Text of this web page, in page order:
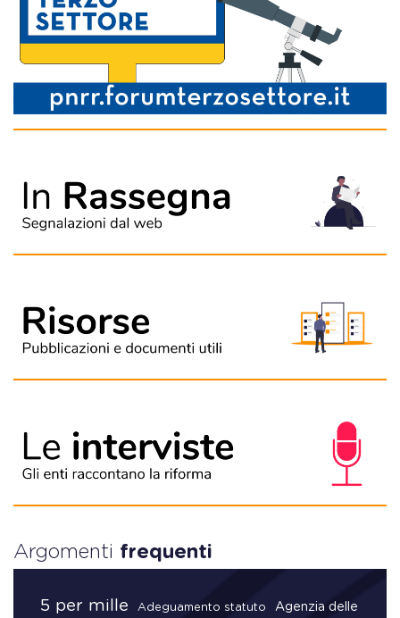
Argomenti frequenti
5 per mille Adeguamento statuto
Agenzia delle